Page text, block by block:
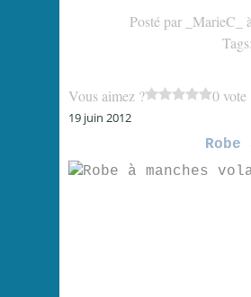
Posté par _MarieC_
Tags:
Vous aimez ? 0 vote
19 juin 2012